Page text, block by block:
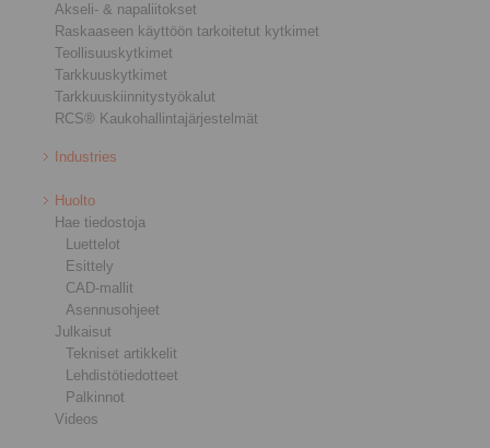
Akseli- & napaliitokset
Raskaaseen käyttöön tarkoitetut kytkimet
Teollisuuskytkimet
Tarkkuuskytkimet
Tarkkuuskiinnitystyökalut
RCS® Kaukohallintajärjestelmät
Industries
Huolto
Hae tiedostoja
Luettelot
Esittely
CAD-mallit
Asennusohjeet
Julkaisut
Tekniset artikkelit
Lehdistötiedotteet
Palkinnot
Videos